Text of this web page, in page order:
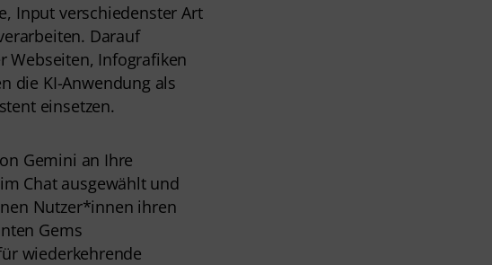
Input verschiedenster Art
Darauf
Webseiten, Infografiken
die KI-Anwendung als
einsetzen.
Gemini an Ihre
Chat ausgewählt und
Nutzer*innen ihren
Gems
wiederkehrende